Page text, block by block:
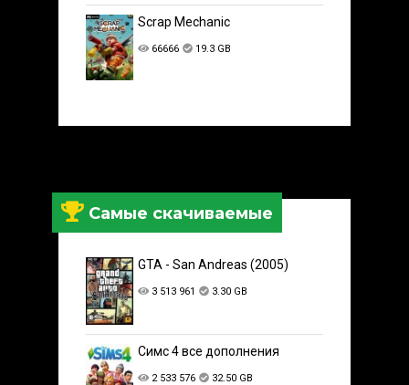
Scrap Mechanic
66666 19.3 GB
Самые скачиваемые
GTA - San Andreas (2005)
3 513 961 3.30 GB
Симс 4 все дополнения
2 533 576 32.50 GB